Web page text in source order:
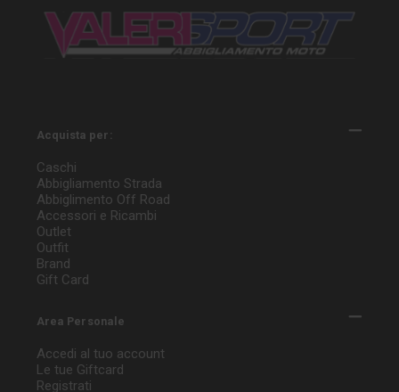
Acquista per:
Caschi
Abbigliamento Strada
Abbiglimento Off Road
Accessori e Ricambi
Outlet
Outfit
Brand
Gift Card
Area Personale
Accedi al tuo account
Le tue Giftcard
Registrati